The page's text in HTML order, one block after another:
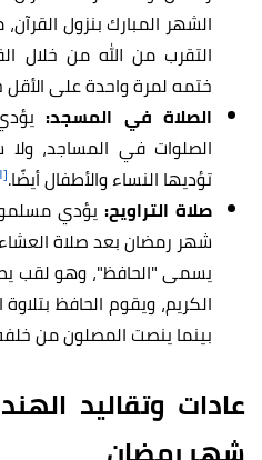
الشهر المبارك بنزول
التقرب من الله من خلال
ختمه لمرة واحدة على الأقل
الصلاة في المسجد:
الصلوات في المساجد، ولا
تؤديها النساء والأطفال أيضًا.[١]
صلاة التراويح:يؤدي مسلمو
شهر رمضان بعد صلاة
يسمى "الحافظ"، وهو لقب
الكريم، ويقوم الحافظ بتلاوة
بينما ينصت المصلون من
عادات وتقاليد